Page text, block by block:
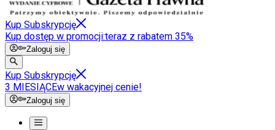
Kup Subskrypcję
Kup dostęp w promocji:teraz z rabatem 35%
Zaloguj się
Kup Subskrypcję
3 MIESIĄCEw wakacyjnej cenie!
Zaloguj się